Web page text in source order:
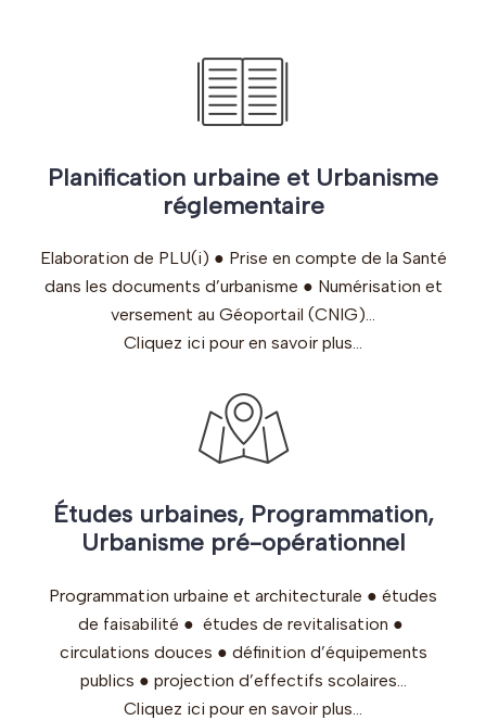
Planification urbaine et Urbanisme
réglementaire
Elaboration de PLU(i) ● Prise en compte de la Santé
dans les documents d’urbanisme ● Numérisation et
versement au Géoportail (CNIG)…
Cliquez ici pour en savoir plus…
Études urbaines, Programmation,
Urbanisme pré-opérationnel
Programmation urbaine et architecturale ● études
de faisabilité ● études de revitalisation ●
circulations douces ● définition d’équipements
publics ● projection d’effectifs scolaires…
Cliquez ici pour en savoir plus…